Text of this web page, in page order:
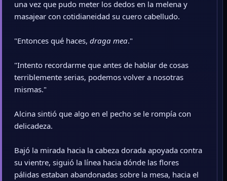
una vez que pudo meter los dedos en la melena y
masajear con cotidianeidad su cuero cabelludo.
"Entonces qué haces, draga mea."
"Intento recordarme que antes de hablar de cosas
terriblemente serias, podemos volver a nosotras
mismas."
Alcina sintió que algo en el pecho se le rompía con
delicadeza.
Bajó la mirada hacia la cabeza dorada apoyada contra
su vientre, siguió la línea hacia dónde las flores
pálidas estaban abandonadas sobre la mesa, hacia el